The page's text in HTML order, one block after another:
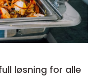
løsning for alle